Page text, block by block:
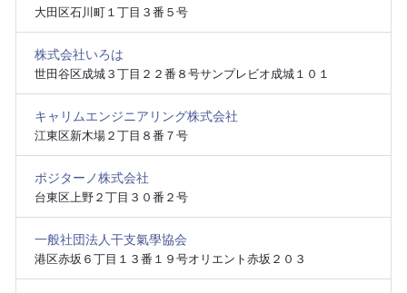
大田区石川町１丁目３番５号
株式会社いろは
世田谷区成城３丁目２２番８号サンプレビオ成城１０１
キャリムエンジニアリング株式会社
江東区新木場２丁目８番７号
ポジターノ株式会社
台東区上野２丁目３０番２号
一般社団法人干支氣學協会
港区赤坂６丁目１３番１９号オリエント赤坂２０３